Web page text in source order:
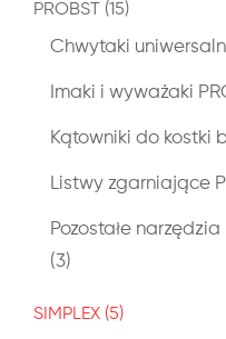
PROBST (15)
Chwytaki
Imaki i wyważaki
Kątowniki do kostki
Listwy zgarniające
Pozostałe narzędzia
(3)
SIMPLEX (5)